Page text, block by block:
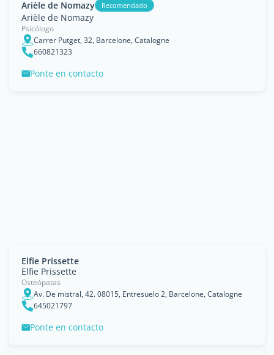
Arièle de Nomazy Recomendado
Arièle de Nomazy
Psicólogo
Carrer Putget, 32, Barcelone, Catalogne
660821323
Ponte en contacto
Elfie Prissette
Elfie Prissette
Osteópatas
Av. De mistral, 42. 08015, Entresuelo 2, Barcelone, Catalogne
645021797
Ponte en contacto